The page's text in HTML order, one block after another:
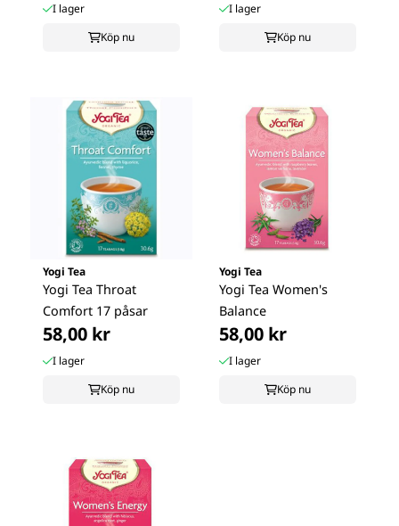
I lager
Köp nu
I lager
Köp nu
Yogi Tea
Yogi Tea Throat
Comfort 17 påsar
58,00 kr
I lager
Köp nu
Yogi Tea
Yogi Tea Women's
Balance
58,00 kr
I lager
Köp nu